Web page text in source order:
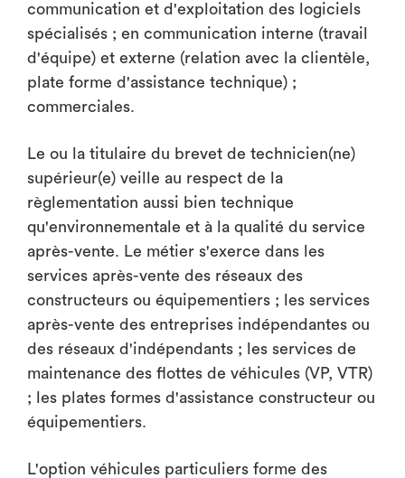
communication et d'exploitation des logiciels
spécialisés ; en communication interne (travail
d'équipe) et externe (relation avec la clientèle,
plate forme d'assistance technique) ;
commerciales.
Le ou la titulaire du brevet de technicien(ne)
supérieur(e) veille au respect de la
règlementation aussi bien technique
qu'environnementale et à la qualité du service
après-vente. Le métier s'exerce dans les
services après-vente des réseaux des
constructeurs ou équipementiers ; les services
après-vente des entreprises indépendantes ou
des réseaux d'indépendants ; les services de
maintenance des flottes de véhicules (VP, VTR)
; les plates formes d'assistance constructeur ou
équipementiers.
L'option véhicules particuliers forme des